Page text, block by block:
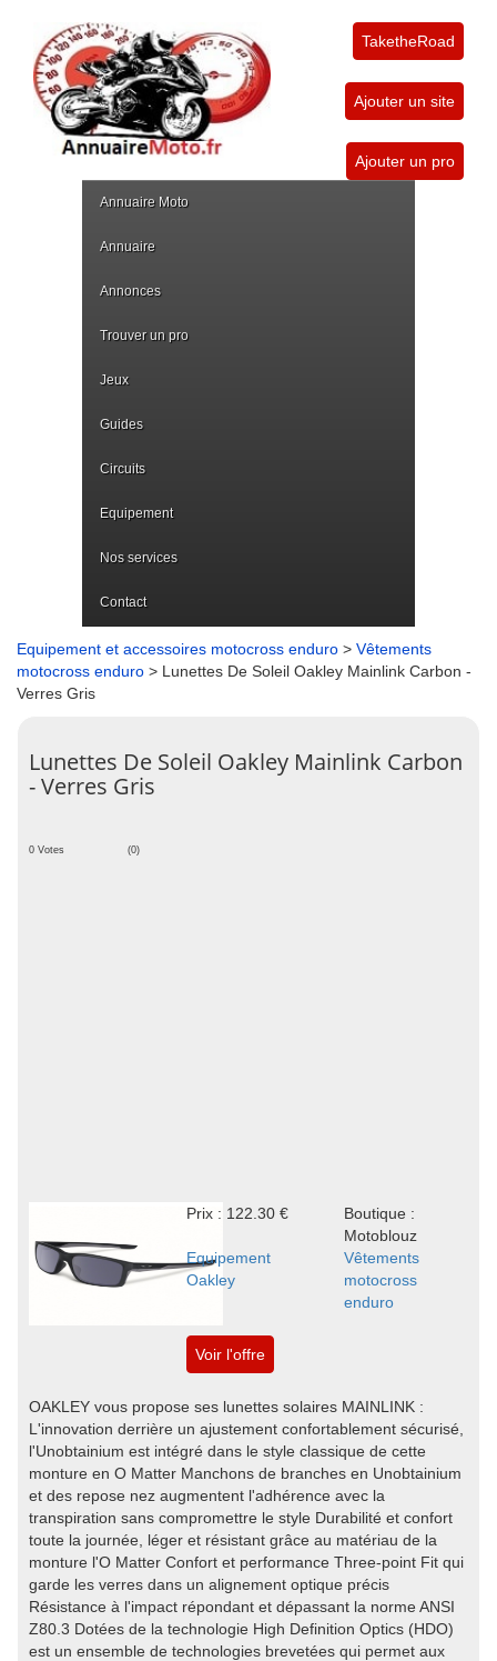
TaketheRoad
Ajouter un site
Ajouter un pro
Annuaire Moto
Annuaire
Annonces
Trouver un pro
Jeux
Guides
Circuits
Equipement
Nos services
Contact
Equipement et accessoires motocross enduro > Vêtements
motocross enduro > Lunettes De Soleil Oakley Mainlink Carbon -
Verres Gris
Lunettes De Soleil Oakley Mainlink Carbon
- Verres Gris
0 Votes (0)
Prix : 122.30 €
Boutique :
Motoblouz
Equipement
Oakley
Vêtements
motocross
enduro
Voir l'offre
OAKLEY vous propose ses lunettes solaires MAINLINK :
L'innovation derrière un ajustement confortablement sécurisé,
l'Unobtainium est intégré dans le style classique de cette
monture en O Matter Manchons de branches en Unobtainium
et des repose nez augmentent l'adhérence avec la
transpiration sans compromettre le style Durabilité et confort
toute la journée, léger et résistant grâce au matériau de la
monture l'O Matter Confort et performance Three-point Fit qui
garde les verres dans un alignement optique précis
Résistance à l'impact répondant et dépassant la norme ANSI
Z80.3 Dotées de la technologie High Definition Optics (HDO)
est un ensemble de technologies brevetées qui permet aux